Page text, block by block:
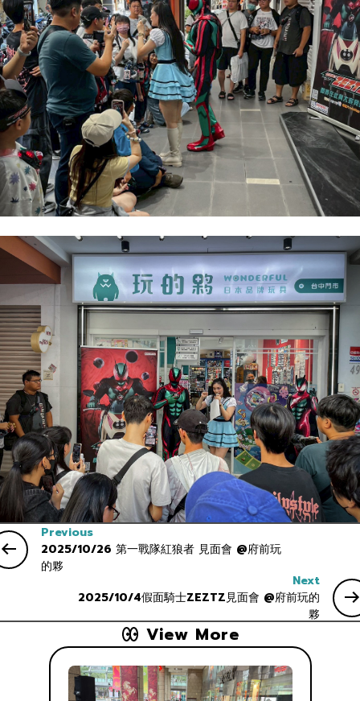
Previous
2025/10/26 第一戰隊紅狼者 見面會 @府前玩
的夥
Next
2025/10/4假面騎士ZEZTZ見面會 @府前玩的
夥
View More